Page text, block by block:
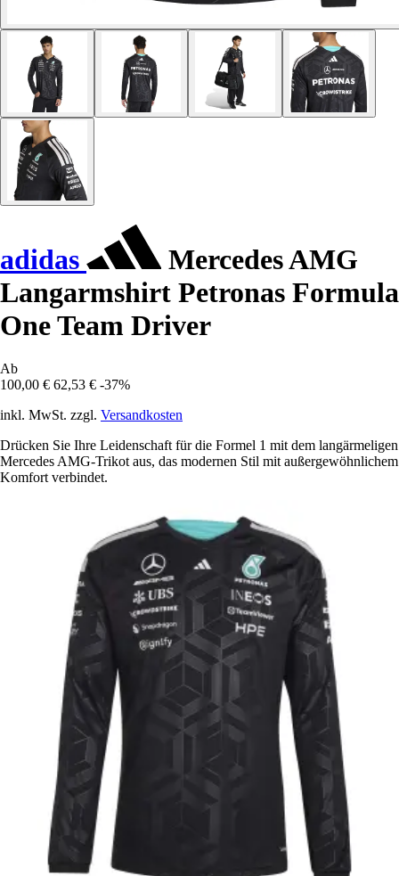
adidas
Mercedes AMG
Langarmshirt Petronas Formula
One Team Driver
Ab
100,00 € 62,53 € -37%
inkl. MwSt. zzgl. Versandkosten
Drücken Sie Ihre Leidenschaft für die Formel 1 mit dem langärmeligen
Mercedes AMG-Trikot aus, das modernen Stil mit außergewöhnlichem
Komfort verbindet.